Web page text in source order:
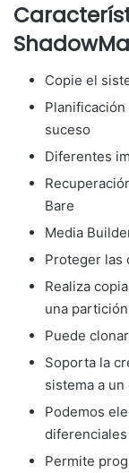
Copie el
suceso
Diferentes
Bare
Media
Proteger las
Realiza
una
Puede
Soporta la
sistema a
Podemos
Permite